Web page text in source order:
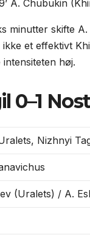
A. Chubukin
minutter skifte
et effektivt
høj.
0–1
Nizhnyi
(Uralets) / A.